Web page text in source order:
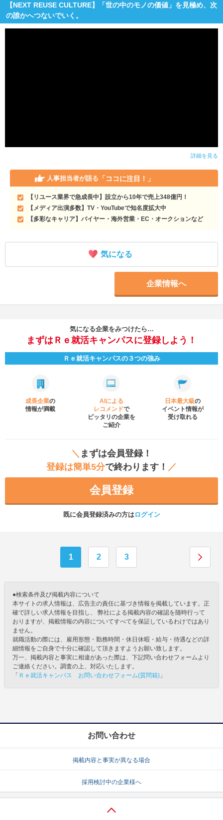
【NEXT REUSE CULTURE】「世の中のモノの価値」を見極め、次
の誰かへつないでいく。
詳細を見る
人事担当者が語る 「ココに注目！」
【リユース業界で急成長中】設立から10年で売上348億円！
【メディア出演多数】TV・YouTubeで知名度拡大中
【多彩なキャリア】バイヤー・海外営業・EC・オークションなど
気になる
企業情報へ
気になる企業をみつけたら…
まずはＲｅ就活キャンパスに登録しよう！
Ｒｅ就活キャンパスの３つの強み
成長企業の
情報が満載
AIによる
レコメンドで
ピッタリの企業を
ご紹介
日本最大級の
イベント情報が
受け取れる
＼ まずは会員登録！
登録は簡単5分で終わります！ ／
会員登録
既に会員登録済みの方はログイン
1 2 3
●検索条件及び掲載内容について
本サイトの求人情報は、広告主の責任に基づき情報を掲載しています。正
確で詳しい求人情報を目指し、 弊社による掲載内容の確認を随時行って
おりますが、掲載情報の内容についてすべてを保証しているわけではあり
ません。
就職活動の際には、雇用形態・勤務時間・休日休暇・給与・待遇などの詳
細情報をご自身で十分に確認して頂きますようお願い致します。
万一、掲載内容と事実に相違があった際は、下記問い合わせフォームより
ご連絡ください。調査の上、対応いたします。
「 Ｒｅ就活キャンパス お問い合わせフォーム(質問箱) 」
お問い合わせ
掲載内容と事実が異なる場合
採用検討中の企業様へ